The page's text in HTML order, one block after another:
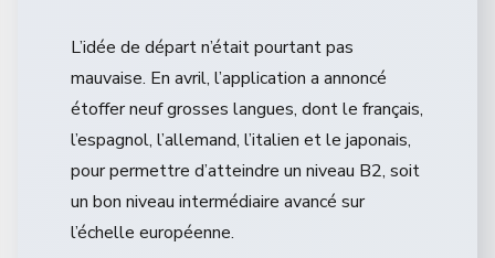
L’idée de départ n’était pourtant pas
mauvaise. En avril, l’application a annoncé
étoffer neuf grosses langues, dont le français,
l’espagnol, l’allemand, l’italien et le japonais,
pour permettre d’atteindre un niveau B2, soit
un bon niveau intermédiaire avancé sur
l’échelle européenne.